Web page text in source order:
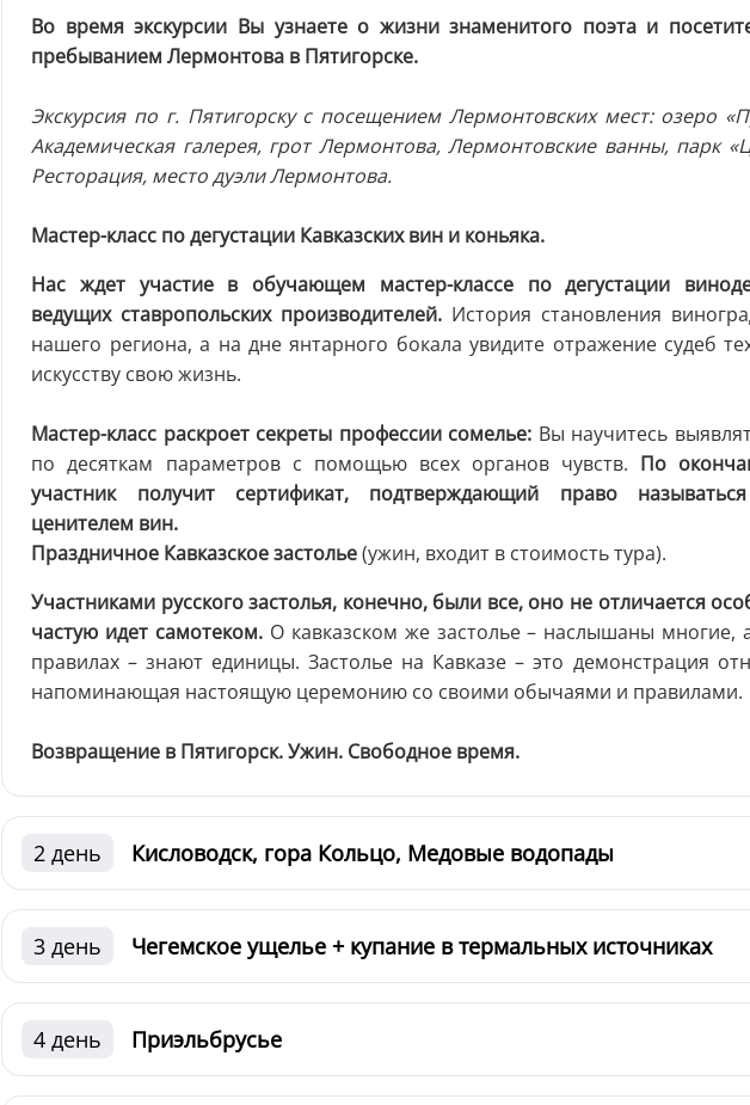
Во время экскурсии Вы узнаете о жизни знаменитого поэта и
пребыванием Лермонтова в Пятигорске.
Экскурсия по г. Пятигорску с посещением Лермонтовских мест: озеро
Академическая галерея, грот Лермонтова, Лермонтовские ванны, парк
Ресторация, место дуэли Лермонтова.
Мастер-класс по дегустации Кавказских вин и коньяка.
Нас ждет участие в обучающем мастер-классе по дегустации
ведущих ставропольских производителей. История становления
нашего региона, а на дне янтарного бокала увидите отражение судеб
искусству свою жизнь.
Мастер-класс раскроет секреты профессии сомелье: Вы научитесь
по десяткам параметров с помощью всех органов чувств. По
участник получит сертификат, подтверждающий право
ценителем вин.
Праздничное Кавказское застолье(ужин, входит в стоимость тура).
Участниками русского застолья, конечно, были все, оно не отличается
частую идет самотеком. О кавказском же застолье – наслышаны многие,
правилах – знают единицы. Застолье на Кавказе – это демонстрация
напоминающая настоящую церемонию со своими обычаями и правилами.
Возвращение в Пятигорск. Ужин. Свободное время.
2 день Кисловодск, гора Кольцо, Медовые водопады
3 день Чегемское ущелье + купание в термальных источниках
4 день Приэльбрусье